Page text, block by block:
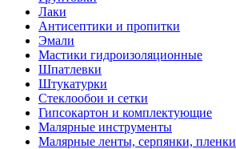
Лаки
Антисептики и пропитки
Эмали
Мастики гидроизоляционные
Шпатлевки
Штукатурки
Стеклообои и сетки
Гипсокартон и комплектующие
Малярные инструменты
Малярные ленты, серпянки, пленки